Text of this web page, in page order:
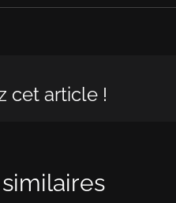
cet article !